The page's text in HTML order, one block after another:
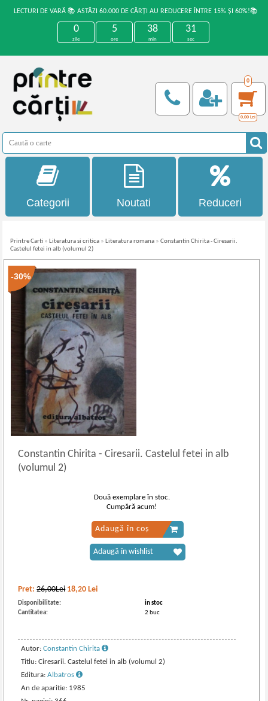
LECTURI DE VARĂ 📚 ASTĂZI 60.000 DE CĂRȚI AU REDUCERE ÎNTRE 15% ȘI 60%!📚
0
zile
5
ore
38
min
31
sec
0
0,00 Lei
Categorii Noutati Reduceri
Printre Carti » Literatura si critica » Literatura romana »Constantin Chirita - Ciresarii.
Castelul fetei in alb (volumul 2)
-30%
Constantin Chirita- Ciresarii. Castelul fetei in alb
(volumul 2)
Pret:26,00Lei 18,20 Lei
Disponibilitate:
in stoc
Cantitatea:
2 buc
Autor:Constantin Chirita
Titlu: Ciresarii. Castelul fetei in alb (volumul 2)
Editura:Albatros
An de aparitie: 1985
Două exemplare în stoc.
Cumpără acum!
Adaugă în coș
Adaugă în wishlist